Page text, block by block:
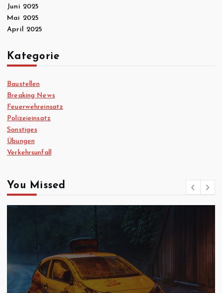
Juni 2025
Mai 2025
April 2025
Kategorie
Baustellen
Breaking News
Feuerwehreinsatz
Polizeieinsatz
Sonstiges
Übungen
Verkehrsunfall
You Missed